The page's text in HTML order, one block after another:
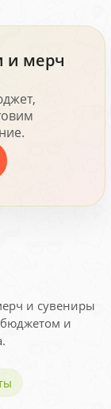
и мерч
и сувениры
и